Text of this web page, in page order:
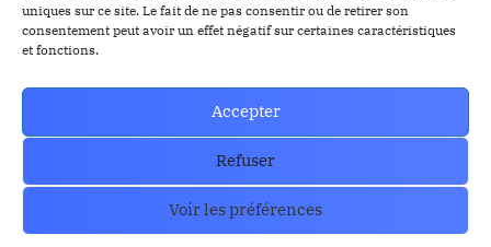
uniques sur ce site. Le fait de ne pas consentir ou de retirer son
consentement peut avoir un effet négatif sur certaines caractéristiques
et fonctions.
Accepter
Refuser
Voir les préférences